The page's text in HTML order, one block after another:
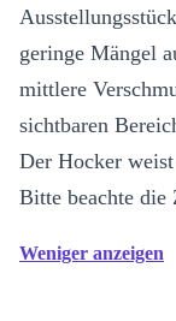
geringe Mängel
mittlere
sichtbaren
Der Hocker weist
Bitte beachte die
Weniger anzeigen